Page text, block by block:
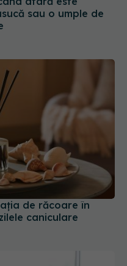
de răcoare în
caniculare